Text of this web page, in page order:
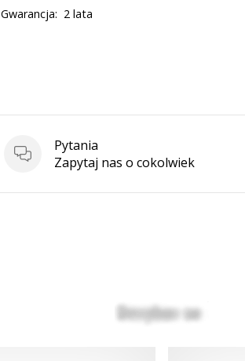
Gwarancja: 2 lata
Pytania
Pytania
Zapytaj nas o cokolwiek